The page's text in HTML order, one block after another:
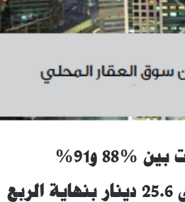
و91%
25.6 دينار بنهاية الربع